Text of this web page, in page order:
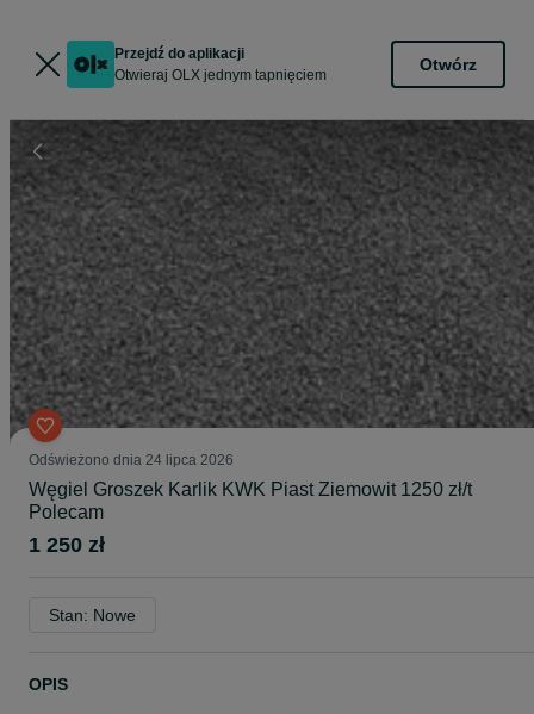
Przejdź do aplikacji
Otwieraj OLX jednym tapnięciem
Otwórz
Odświeżono dnia 24 lipca 2026
Węgiel Groszek Karlik KWK Piast Ziemowit 1250 zł/t
Polecam
1 250 zł
Stan: Nowe
OPIS